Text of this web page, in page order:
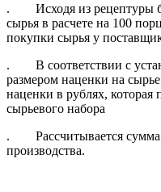
. Исходя из рецептуры
сырья в расчете на 100
покупки сырья у
. В соответствии с
размером наценки на
наценки в рублях, которая
сырьевого набора
. Рассчитывается сумма
производства.